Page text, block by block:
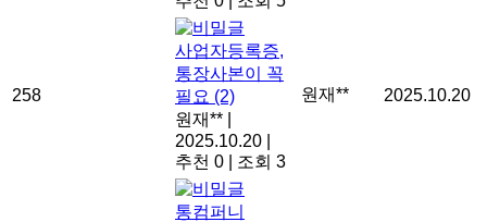
258
사업자등록증,
통장사본이 꼭
필요 (2)
원재**
2025.10.20
추천 0
조회 3
원재** 2025.10.20
통컴퍼니